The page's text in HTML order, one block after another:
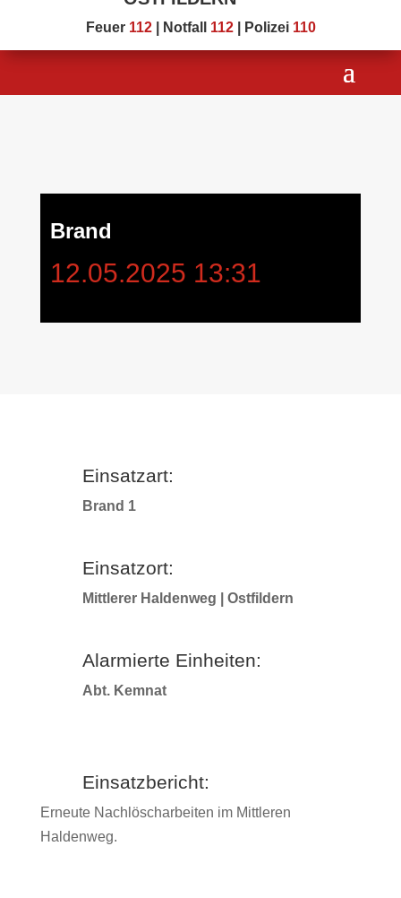
Feuer 112| Notfall 112| Polizei 110
Brand
12.05.2025 13:31
Einsatzart:
Brand 1
Einsatzort:
Mittlerer Haldenweg | Ostfildern
Alarmierte Einheiten:
Abt. Kemnat
Einsatzbericht:
Erneute Nachlöscharbeiten im Mittleren
Haldenweg.